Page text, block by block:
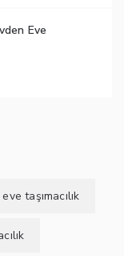
Eve
taşımacılık